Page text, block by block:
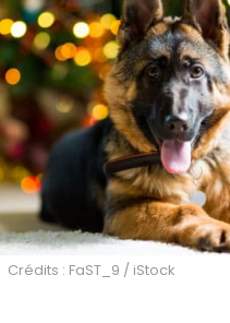
Crédits : FaST_9 / iStock